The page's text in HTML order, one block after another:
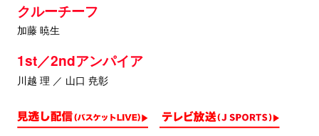
クルーチーフ
加藤 暁生
1st／2ndアンパイア
川越 理 ／ 山口 尭彰